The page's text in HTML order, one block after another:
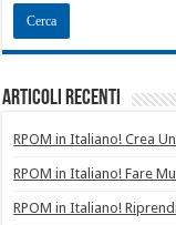
Articoli recenti
RPOM in Italiano! Crea
RPOM in Italiano! Fare
RPOM in Italiano!